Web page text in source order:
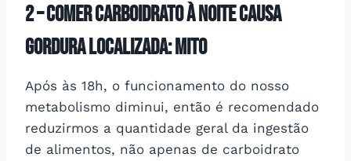
2 –comer carboidrato à noite causa
gordura localizada: mITO
Após às 18h, o funcionamento do nosso
metabolismo diminui, então é recomendado
reduzirmos a quantidade geral da ingestão
de alimentos, não apenas de carboidrato